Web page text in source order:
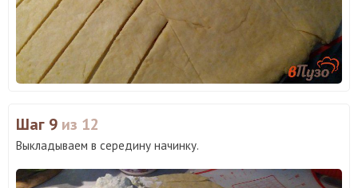
Шаг 9 из 12
Выкладываем в середину начинку.